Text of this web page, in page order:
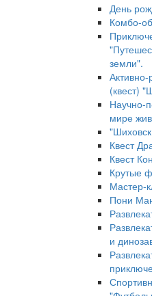
День
Комбо-
земли".
(квест)
Научно-
мире
Квест
Квест
Крутые
Мастер-
Пони
и